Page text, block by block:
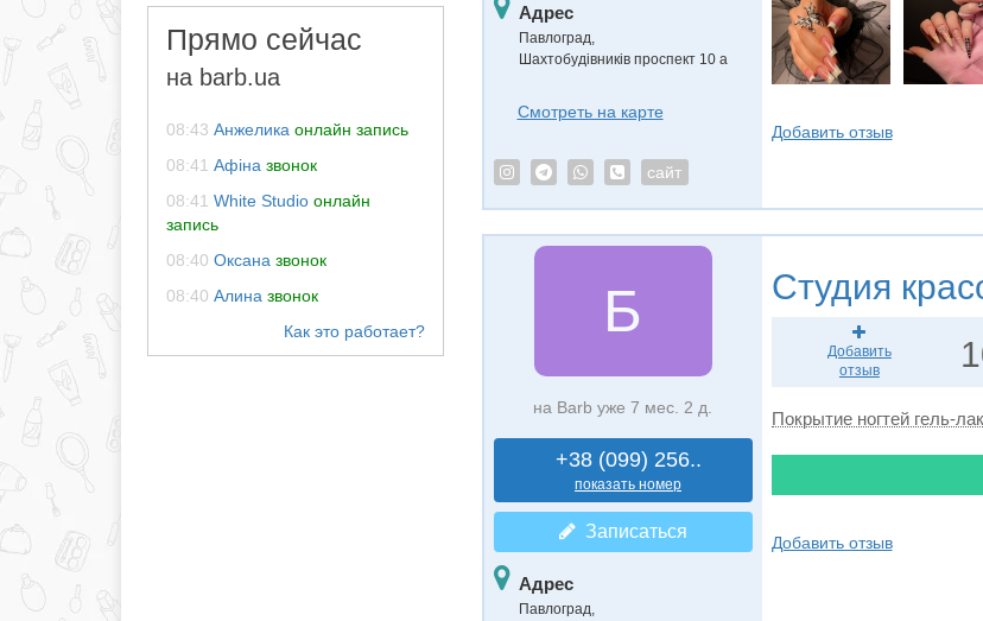
Прямо сейчас
на barb.ua
08:43 Анжелика онлайн запись
08:41 Афіна звонок
08:41 White Studio онлайн
запись
08:40 Оксана звонок
08:40 Алина звонок
Адрес
Павлоград
Шахтобудівників проспект 10 а
Смотреть на карте
сайт
Добавить отзыв
Б
на Barb уже 7 мес. 2 д.
+38 (099) 256..
показать номер
Записаться
Адрес
Павлоград,
Студия
Добавить
отзыв
Покрытие ногтей гель-
Добавить отзыв